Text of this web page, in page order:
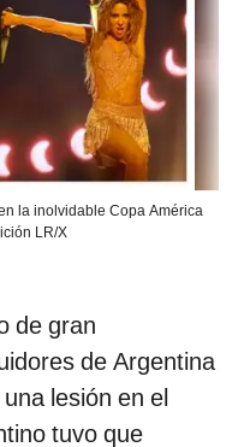
la inolvidable Copa América
LR/X
de gran
de Argentina
lesión en el
tuvo que